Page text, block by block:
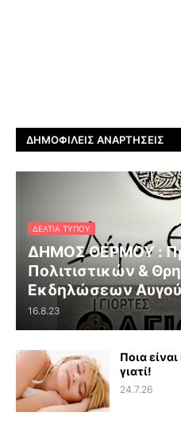
ΔΗΜΟΦΙΛΕΊΣ ΑΝΑΡΤΉΣΕΙΣ
ΔΕΛΤΊΑ ΤΎΠΟΥ
ΔΗΜΟΣ ΘΕΡΜΟΥ :
Πολιτιστικών &
Εκδηλώσεων
16.8.23
Ποια
γιατί!
24.7.26